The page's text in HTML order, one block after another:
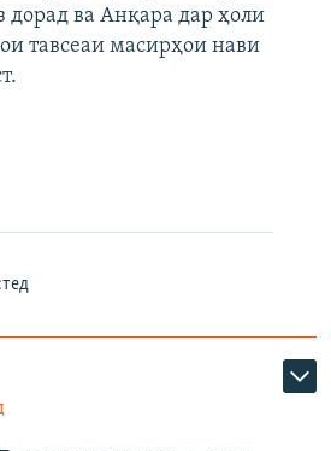
дорад ва Анқара дар ҳоли
тавсеаи масирҳои нави